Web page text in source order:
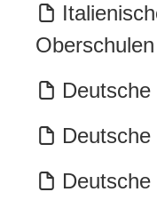
Oberschulen